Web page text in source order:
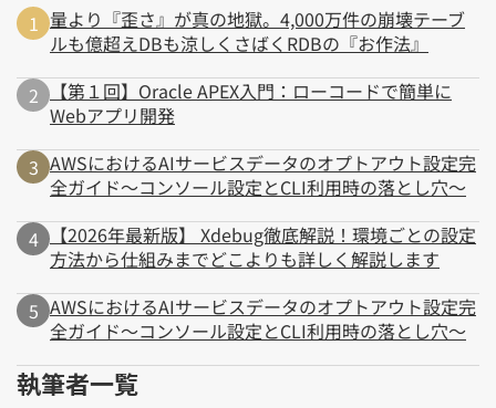
量より『歪さ』が真の地獄。4,000万件の崩壊テーブ
ルも億超えDBも涼しくさばくRDBの『お作法』
【第１回】Oracle APEX入門：ローコードで簡単に
Webアプリ開発
AWSにおけるAIサービスデータのオプトアウト設定完
全ガイド～コンソール設定とCLI利用時の落とし穴～
【2026年最新版】 Xdebug徹底解説！環境ごとの設定
方法から仕組みまでどこよりも詳しく解説します
AWSにおけるAIサービスデータのオプトアウト設定完
全ガイド～コンソール設定とCLI利用時の落とし穴～
執筆者一覧